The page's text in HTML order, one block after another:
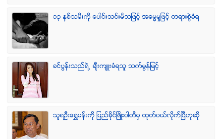
၁၃ ႏွစ္သမီးကို ေပါင္းသင္းမိသျဖင့္ အဓမၼမႈျဖင့္ တရားစြဲခံရ
ခင္ပြန္းသည္ရဲ႕ ခ်ီးက်ဴးခံရသူ သက္မြန္ျမင့္
သူရဦးေရႊမန္းကို ျပည္ခိုင္ျဖိဳးပါတီမွ ထုတ္ပယ္လိုက္ျပီဟုဆို